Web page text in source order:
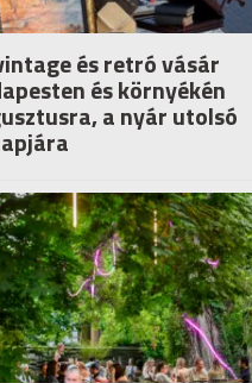
és retró vásár
és környékén
a nyár utolsó